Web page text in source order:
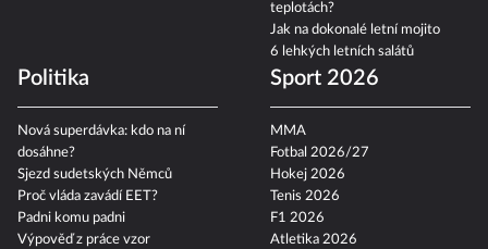
teplotách?
Jak na dokonalé letní mojito
6 lehkých letních salátů
Politika
Nová superdávka: kdo na ní
dosáhne?
Sjezd sudetských Němců
Proč vláda zavádí EET?
Padni komu padni
Výpověď z práce vzor
Sport 2026
MMA
Fotbal 2026/27
Hokej 2026
Tenis 2026
F1 2026
Atletika 2026